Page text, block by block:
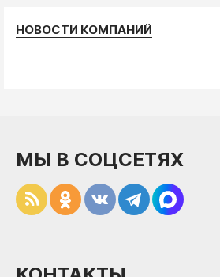
НОВОСТИ КОМПАНИЙ
МЫ В СОЦСЕТЯХ